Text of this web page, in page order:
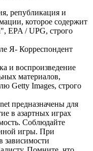
републикация и
которое содержит
EPA / UPG, строго
Я- Корреспондент
и воспроизведение
материалов,
Getty Images, строго
предназначены для
в азартных играх
Соблюдайте
игры. При
зависимости